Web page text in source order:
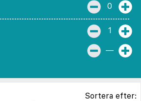
0
1
—
Sortera efter: